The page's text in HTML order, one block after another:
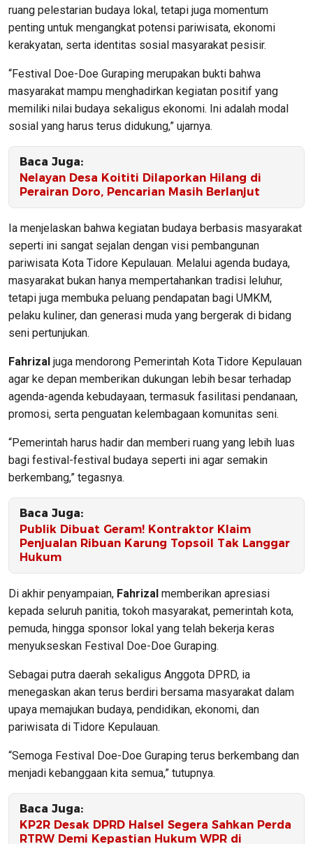
ruang pelestarian budaya lokal, tetapi juga momentum
penting untuk mengangkat potensi pariwisata, ekonomi
kerakyatan, serta identitas sosial masyarakat pesisir.
“Festival Doe-Doe Guraping merupakan bukti bahwa
masyarakat mampu menghadirkan kegiatan positif yang
memiliki nilai budaya sekaligus ekonomi. Ini adalah modal
sosial yang harus terus didukung,” ujarnya.
Baca Juga:
Nelayan Desa Koititi Dilaporkan Hilang di
Perairan Doro, Pencarian Masih Berlanjut
Ia menjelaskan bahwa kegiatan budaya berbasis masyarakat
seperti ini sangat sejalan dengan visi pembangunan
pariwisata Kota Tidore Kepulauan. Melalui agenda budaya,
masyarakat bukan hanya mempertahankan tradisi leluhur,
tetapi juga membuka peluang pendapatan bagi UMKM,
pelaku kuliner, dan generasi muda yang bergerak di bidang
seni pertunjukan.
Fahrizal juga mendorong Pemerintah Kota Tidore Kepulauan
agar ke depan memberikan dukungan lebih besar terhadap
agenda-agenda kebudayaan, termasuk fasilitasi pendanaan,
promosi, serta penguatan kelembagaan komunitas seni.
“Pemerintah harus hadir dan memberi ruang yang lebih luas
bagi festival-festival budaya seperti ini agar semakin
berkembang,” tegasnya.
Baca Juga:
Publik Dibuat Geram! Kontraktor Klaim
Penjualan Ribuan Karung Topsoil Tak Langgar
Hukum
Di akhir penyampaian, Fahrizal memberikan apresiasi
kepada seluruh panitia, tokoh masyarakat, pemerintah kota,
pemuda, hingga sponsor lokal yang telah bekerja keras
menyukseskan Festival Doe-Doe Guraping.
Sebagai putra daerah sekaligus Anggota DPRD, ia
menegaskan akan terus berdiri bersama masyarakat dalam
upaya memajukan budaya, pendidikan, ekonomi, dan
pariwisata di Tidore Kepulauan.
“Semoga Festival Doe-Doe Guraping terus berkembang dan
menjadi kebanggaan kita semua,” tutupnya.
Baca Juga:
KP2R Desak DPRD Halsel Segera Sahkan Perda
RTRW Demi Kepastian Hukum WPR di